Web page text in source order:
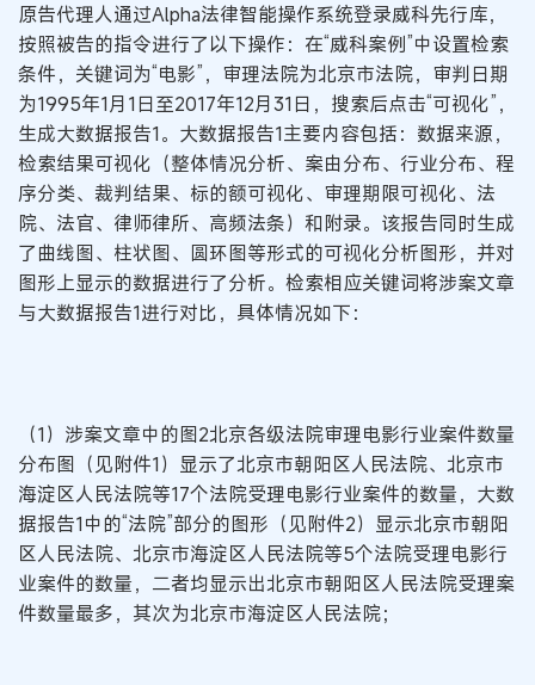
原告代理人通过Alpha法律智能操作系统登录威科先行库，
按照被告的指令进行了以下操作：在“威科案例”中设置检索
条件，关键词为“电影”，审理法院为北京市法院，审判日期
为1995年1月1日至2017年12月31日，搜索后点击“可视化”，
生成大数据报告1。大数据报告1主要内容包括：数据来源，
检索结果可视化（整体情况分析、案由分布、行业分布、程
序分类、裁判结果、标的额可视化、审理期限可视化、法
院、法官、律师律所、高频法条）和附录。该报告同时生成
了曲线图、柱状图、圆环图等形式的可视化分析图形，并对
图形上显示的数据进行了分析。检索相应关键词将涉案文章
与大数据报告1进行对比，具体情况如下：
（1）涉案文章中的图2北京各级法院审理电影行业案件数量
分布图（见附件1）显示了北京市朝阳区人民法院、北京市
海淀区人民法院等17个法院受理电影行业案件的数量，大数
据报告1中的“法院”部分的图形（见附件2）显示北京市朝阳
区人民法院、北京市海淀区人民法院等5个法院受理电影行
业案件的数量，二者均显示出北京市朝阳区人民法院受理案
件数量最多，其次为北京市海淀区人民法院；